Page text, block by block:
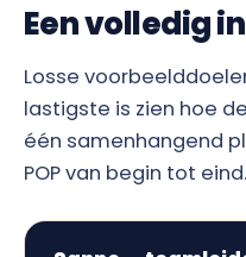
Een volledig
Losse
lastigste is zien hoe
één samenhangend
POP van begin tot eind.